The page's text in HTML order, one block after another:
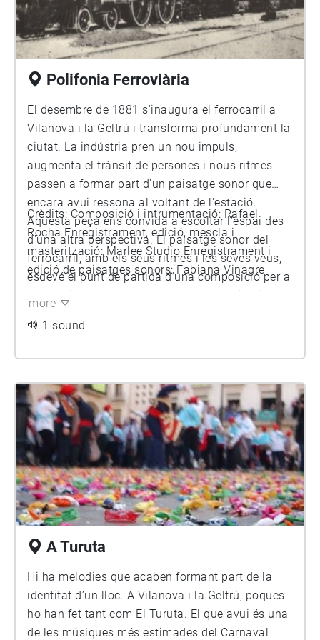
cubano-vilanoví, i una havanera que entrellaça
ecos d’Àfrica, Cuba i Catalunya. Aquesta peça té,
a més, un altre element que la fa especial: es
tracta d’una reinterpretació de la cançó
“Habanera temprana” feta per Beatriz Valladares,
cantant cubana arrelada a Vilanova i present en
les històries i els records de moltes persones de
la ciutat. Aquí vivim doblement el poder que té la
música de portar al present ressonàncies que
potser crèiem quedades en el passat; d’evocar
memòries, afectes i vides que continuen habitant
els llocs a través del so. Us convidem a creuar
aquesta Rambla com qui travessa continents.
Bon viatge.
Polifonia Ferroviària
El desembre de 1881 s'inaugura el ferrocarril a
Vilanova i la Geltrú i transforma profundament la
ciutat. La indústria pren un nou impuls,
augmenta el trànsit de persones i nous ritmes
passen a formar part d'un paisatge sonor que
encara avui ressona al voltant de l'estació.
Aquesta peça ens convida a escoltar l’espai des
d'una altra perspectiva. El paisatge sonor del
ferrocarril, amb els seus ritmes i les seves veus,
esdevé el punt de partida d'una composició per a
percussions i veu que desplega una polifonia
Crèdits: Composició i intrumentació: Rafael
Rocha Enregistrament, edició, mescla i
masterització: Marlee Studio Enregistrament i
edició de paisatges sonors: Fabiana Vinagre
more
1 sound
A Turuta
Hi ha melodies que acaben formant part de la
identitat d’un lloc. A Vilanova i la Geltrú, poques
ho han fet tant com El Turuta. El que avui és una
de les músiques més estimades del Carnaval